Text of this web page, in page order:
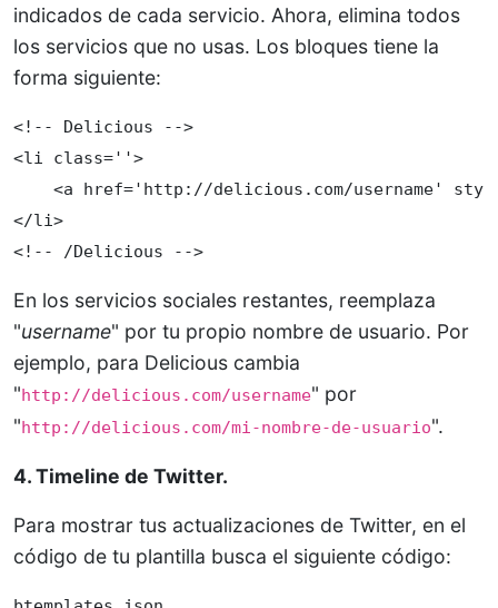
indicados de cada servicio. Ahora, elimina todos
los servicios que no usas. Los bloques tiene la
forma siguiente:
<!-- Delicious -->
<li class=''>
<a href='http://delicious.com/username'
</li>
<!-- /Delicious -->
En los servicios sociales restantes, reemplaza
"username" por tu propio nombre de usuario. Por
ejemplo, para Delicious cambia
"http://delicious.com/username" por
"http://delicious.com/mi-nombre-de-usuario".
4. Timeline de Twitter.
Para mostrar tus actualizaciones de Twitter, en el
código de tu plantilla busca el siguiente código: